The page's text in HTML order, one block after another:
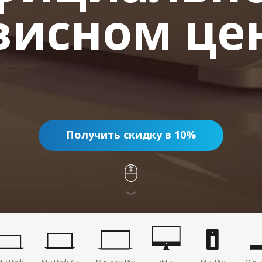
Получить скидку в 10%